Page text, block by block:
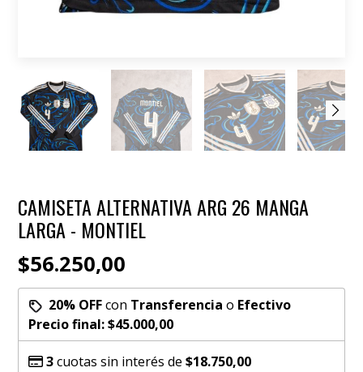
CAMISETA ALTERNATIVA ARG 26 MANGA
LARGA - MONTIEL
$56.250,00
20% OFFcon Transferencia o Efectivo
Precio final:$45.000,00
3cuotas sin interés de$18.750,00